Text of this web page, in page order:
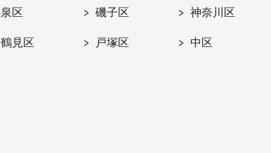
泉区 磯子区 神奈川区
鶴見区 戸塚区 中区